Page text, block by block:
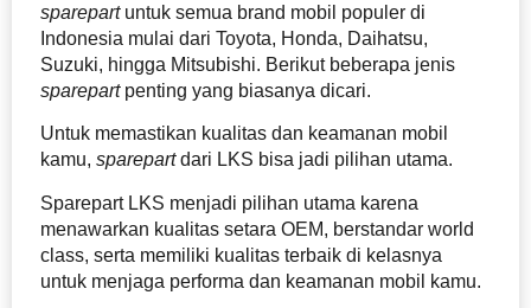
sparepartuntuk semua brand mobil populer di
Indonesia mulai dari Toyota, Honda, Daihatsu,
Suzuki, hingga Mitsubishi. Berikut beberapa jenis
sparepartpenting yang biasanya dicari.
Untuk memastikan kualitas dan keamanan mobil
kamu, sparepartdari LKS bisa jadi pilihan utama.
Sparepart LKS menjadi pilihan utama karena
menawarkan kualitas setara OEM, berstandar world
class, serta memiliki kualitas terbaik di kelasnya
untuk menjaga performa dan keamanan mobil kamu.